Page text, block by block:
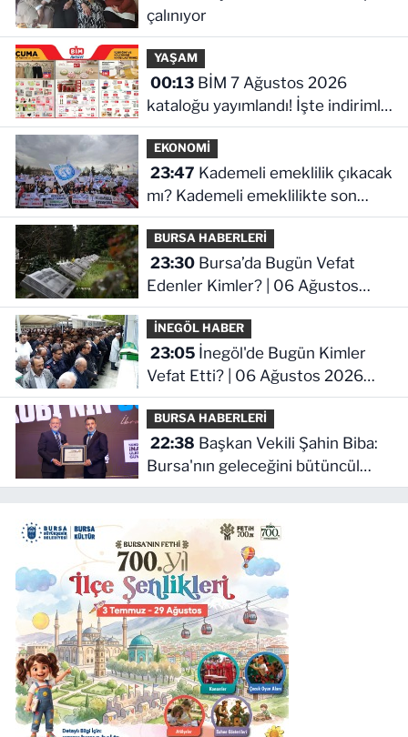
çalınıyor
YAŞAM
00:13BİM 7 Ağustos 2026
kataloğu yayımlandı! İşte indirimli
ürünler ve fiyatları
EKONOMİ
23:47
mı? Kademeli emeklilikte son
durum ne!
BURSA HABERLERİ
23:30Bursa’da Bugün Vefat
Edenler Kimler? | 06 Ağustos
2026 Perşembe
İNEGÖL HABER
23:05İnegöl'de Bugün Kimler
Vefat Etti? | 06 Ağustos 2026
Perşembe
BURSA HABERLERİ
22:38
Bursa'nın geleceğini bütüncül
anlayışla planlıyoruz